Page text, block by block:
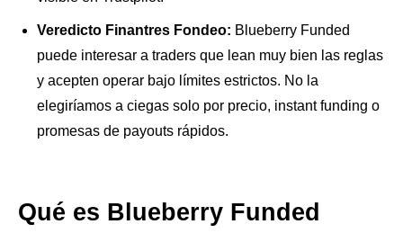
Veredicto Finantres Fondeo: Blueberry Funded
puede interesar a traders que lean muy bien las reglas
y acepten operar bajo límites estrictos. No la
elegiríamos a ciegas solo por precio, instant funding o
promesas de payouts rápidos.
Qué es Blueberry Funded